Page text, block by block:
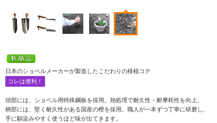
日本のショベルメーカーが製造したこだわりの移植コテ
コレは便利！
頭部には、ショベル用特殊鋼板を採用。熱処理で耐久性・耐摩耗性を向上。
柄部には、堅く耐久性がある国産の樫を採用。職人が一本ずつ丁寧に研磨し、
手に馴染みやすく使うほど味が出てきます。